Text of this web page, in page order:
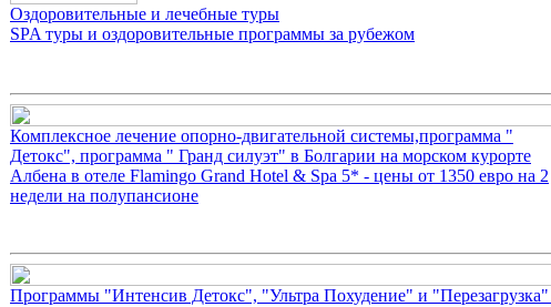
Оздоровительные и лечебные туры
SPA туры и оздоровительные программы за рубежом
Комплексное лечение опорно-двигательной системы,программа "
Детокс", программа " Гранд силуэт" в Болгарии на морском курорте
Албена в отеле Flamingo Grand Hotel & Spa 5* - цены от 1350 евро на 2
недели на полупансионе
Программы "Интенсив Детокс", "Ультра Похудение" и "Перезагрузка"